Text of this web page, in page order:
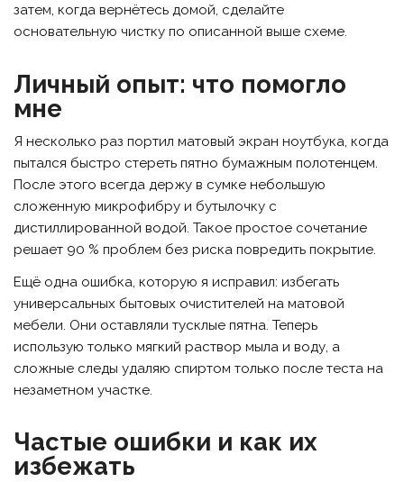
затем, когда вернётесь домой, сделайте
основательную чистку по описанной выше схеме.
Личный опыт: что помогло
мне
Я несколько раз портил матовый экран ноутбука, когда
пытался быстро стереть пятно бумажным полотенцем.
После этого всегда держу в сумке небольшую
сложенную микрофибру и бутылочку с
дистиллированной водой. Такое простое сочетание
решает 90 % проблем без риска повредить покрытие.
Ещё одна ошибка, которую я исправил: избегать
универсальных бытовых очистителей на матовой
мебели. Они оставляли тусклые пятна. Теперь
использую только мягкий раствор мыла и воду, а
сложные следы удаляю спиртом только после теста на
незаметном участке.
Частые ошибки и как их
избежать